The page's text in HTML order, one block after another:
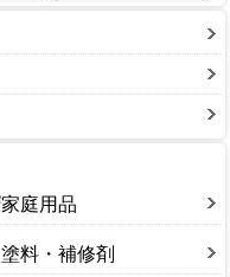
家庭用品
塗料・補修剤